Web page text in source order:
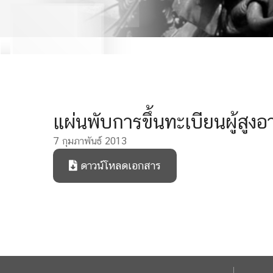
แผ่นพับการขึ้นทะเบียนผู้สูงอ
7 กุมภาพันธ์ 2013
ดาวน์โหลดเอกสาร